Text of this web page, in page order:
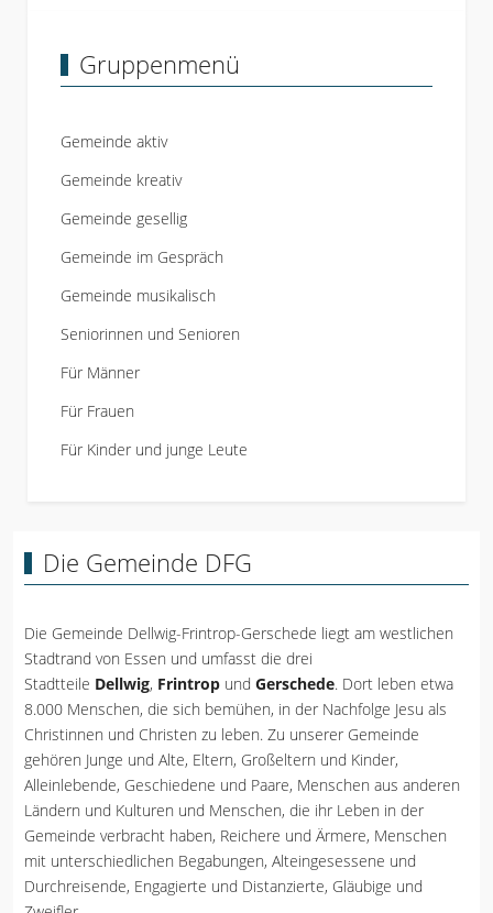
Gruppenmenü
Gemeinde aktiv
Gemeinde kreativ
Gemeinde gesellig
Gemeinde im Gespräch
Gemeinde musikalisch
Seniorinnen und Senioren
Für Männer
Für Frauen
Für Kinder und junge Leute
Die Gemeinde DFG
Die Gemeinde Dellwig-Frintrop-Gerschede liegt am westlichen
Stadtrand von Essen und umfasst die drei
Stadtteile Dellwig, Frintrop und Gerschede. Dort leben etwa
8.000 Menschen, die sich bemühen, in der Nachfolge Jesu als
Christinnen und Christen zu leben. Zu unserer Gemeinde
gehören Junge und Alte, Eltern, Großeltern und Kinder,
Alleinlebende, Geschiedene und Paare, Menschen aus anderen
Ländern und Kulturen und Menschen, die ihr Leben in der
Gemeinde verbracht haben, Reichere und Ärmere, Menschen
mit unterschiedlichen Begabungen, Alteingesessene und
Durchreisende, Engagierte und Distanzierte, Gläubige und